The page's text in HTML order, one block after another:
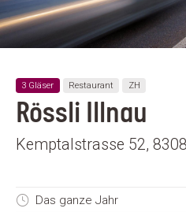
3 Gläser Restaurant ZH
Rössli Illnau
Kemptalstrasse 52,
Das ganze Jahr